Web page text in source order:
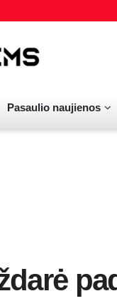
Pasaulio naujienos